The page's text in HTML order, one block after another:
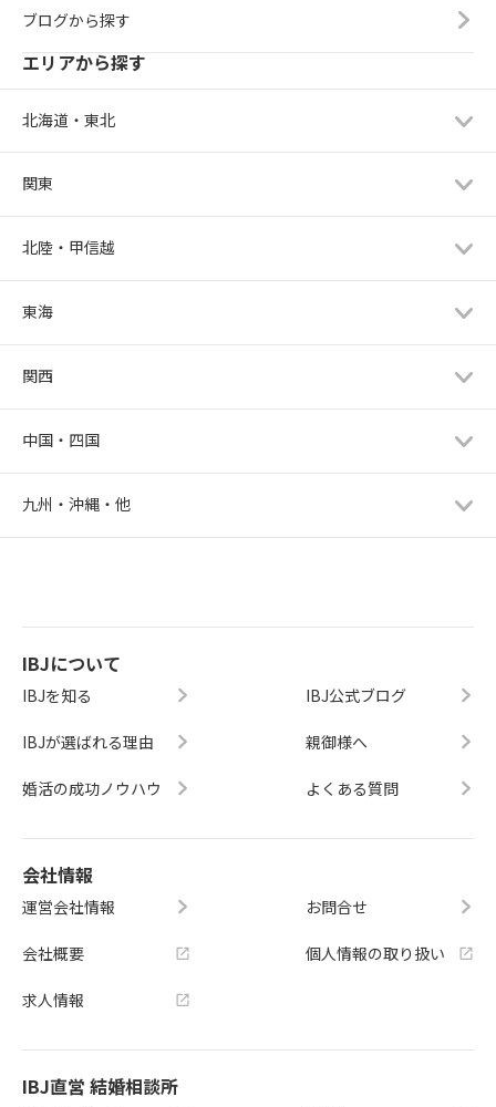
ブログから探す
エリアから探す
北海道・東北
関東
北陸・甲信越
東海
関西
中国・四国
九州・沖縄・他
IBJについて
IBJを知る
IBJが選ばれる理由
婚活の成功ノウハウ
IBJ公式ブログ
親御様へ
よくある質問
会社情報
運営会社情報
会社概要
求人情報
お問合せ
個人情報の取り扱い
IBJ直営 結婚相談所